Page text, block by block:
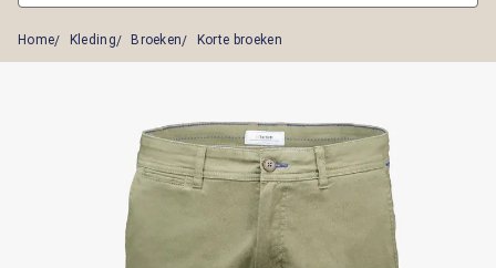
Home Kleding Broeken Korte broeken